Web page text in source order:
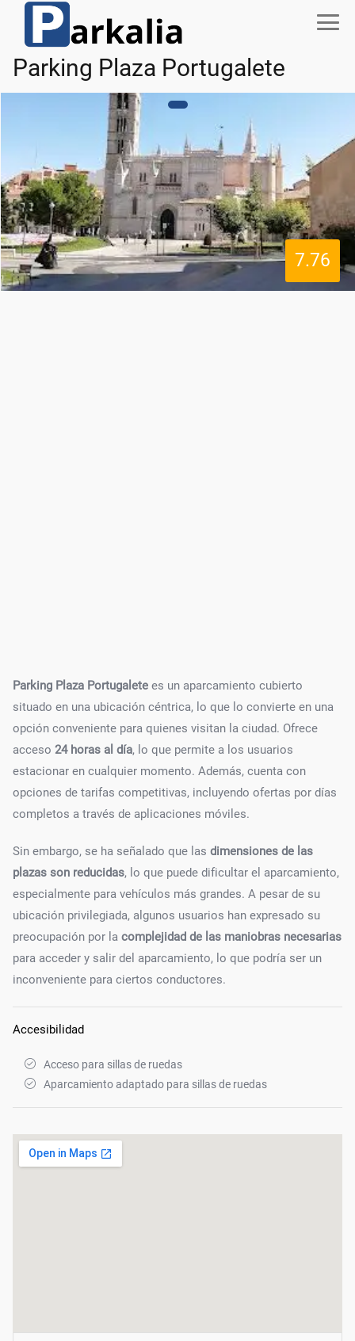
Parking Plaza Portugalete
7.76
Parking Plaza Portugalete es un aparcamiento cubierto
situado en una ubicación céntrica, lo que lo convierte en una
opción conveniente para quienes visitan la ciudad. Ofrece
acceso 24 horas al día, lo que permite a los usuarios
estacionar en cualquier momento. Además, cuenta con
opciones de tarifas competitivas, incluyendo ofertas por días
completos a través de aplicaciones móviles.
Sin embargo, se ha señalado que las dimensiones de las
plazas son reducidas, lo que puede dificultar el aparcamiento,
especialmente para vehículos más grandes. A pesar de su
ubicación privilegiada, algunos usuarios han expresado su
preocupación por la complejidad de las maniobras necesarias
para acceder y salir del aparcamiento, lo que podría ser un
inconveniente para ciertos conductores.
Accesibilidad
Acceso para sillas de ruedas
Aparcamiento adaptado para sillas de ruedas